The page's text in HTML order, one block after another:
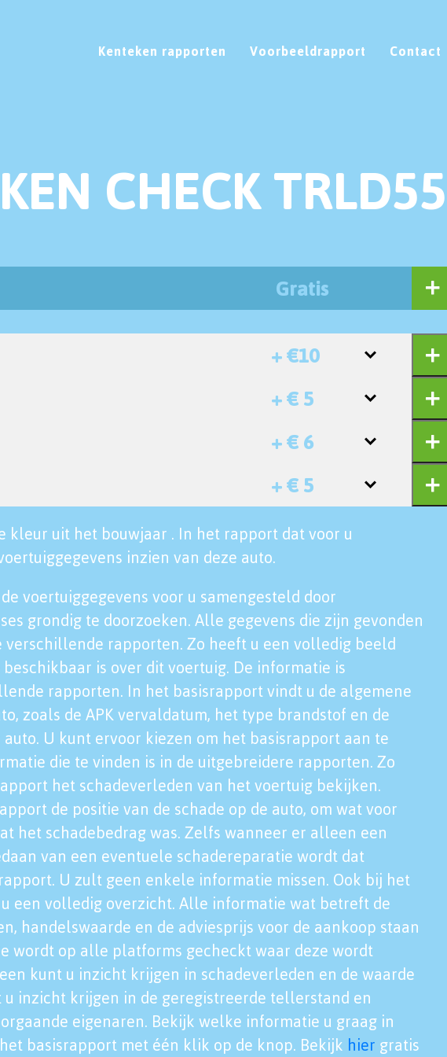
Kenteken rapporten Voorbeeldrapport Contact
CHECK TRLD55
Gratis
+ €10
+ € 5
+ € 6
+ € 5
kleur uit het bouwjaar . In het rapport dat voor u
inzien van deze auto.
voertuiggegevens voor u samengesteld door
grondig te doorzoeken. Alle gegevens die zijn gevonden
verschillende rapporten. Zo heeft u een volledig beeld
is over dit voertuig. De informatie is
rapporten. In het basisrapport vindt u de algemene
zoals de APK vervaldatum, het type brandstof en de
U kunt ervoor kiezen om het basisrapport aan te
die te vinden is in de uitgebreidere rapporten. Zo
het schadeverleden van het voertuig bekijken.
de positie van de schade op de auto, om wat voor
het schadebedrag was. Zelfs wanneer er alleen een
van een eventuele schadereparatie wordt dat
U zult geen enkele informatie missen. Ook bij het
een volledig overzicht. Alle informatie wat betreft de
handelswaarde en de adviesprijs voor de aankoop staan
wordt op alle platforms gecheckt waar deze wordt
kunt u inzicht krijgen in schadeverleden en de waarde
u inzicht krijgen in de geregistreerde tellerstand en
eigenaren. Bekijk welke informatie u graag in
basisrapport met één klik op de knop. Bekijk hier gratis